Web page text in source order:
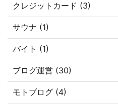
クレジットカード (3)
サウナ (1)
バイト (1)
ブログ運営 (30)
モトブログ (4)